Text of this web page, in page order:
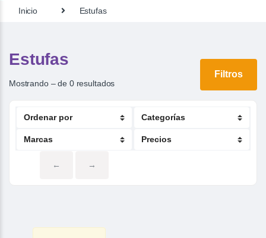
Inicio Estufas
Estufas
Mostrando – de 0 resultados
Filtros
← →